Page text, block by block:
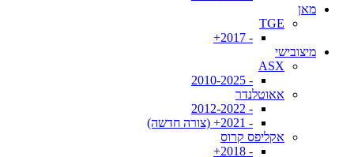
מאן
TGE
- 2017+
מיצובישי
ASX
- 2010-2025
אאוטלנדר
- 2012-2022
- 2021+ (צורה חדשה)
אקליפס קרוס
- 2018+